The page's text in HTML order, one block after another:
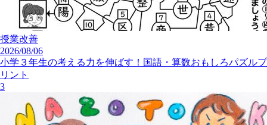
授業改善
2026/08/06
小学３年生の考える力を伸ばす！国語・算数おもしろパズルプ
リント
3